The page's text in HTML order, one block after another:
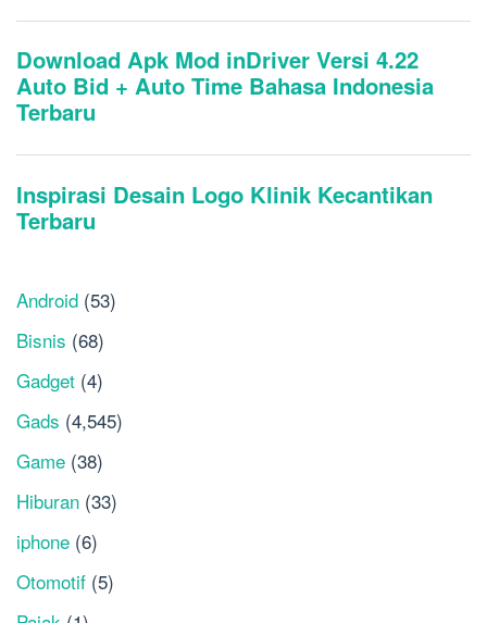
Android (53)
Bisnis (68)
Gadget (4)
Gads (4,545)
Game (38)
Hiburan (33)
iphone (6)
Otomotif (5)